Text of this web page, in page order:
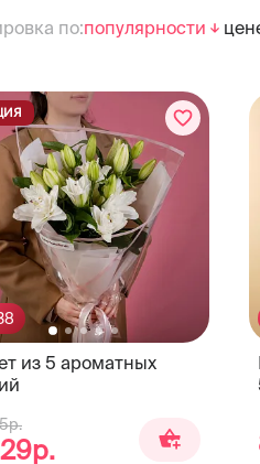
по:популярности
из 5 ароматных